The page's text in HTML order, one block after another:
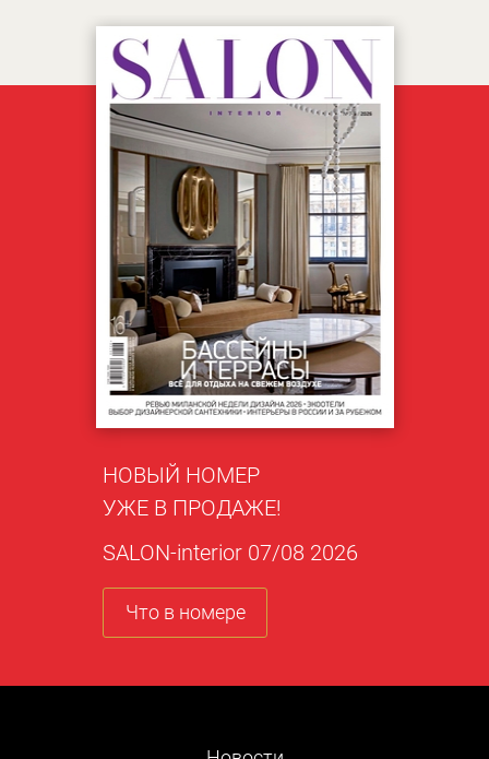
НОВЫЙ НОМЕР
УЖЕ В ПРОДАЖЕ!
SALON-interior 07/08 2026
Что в номере